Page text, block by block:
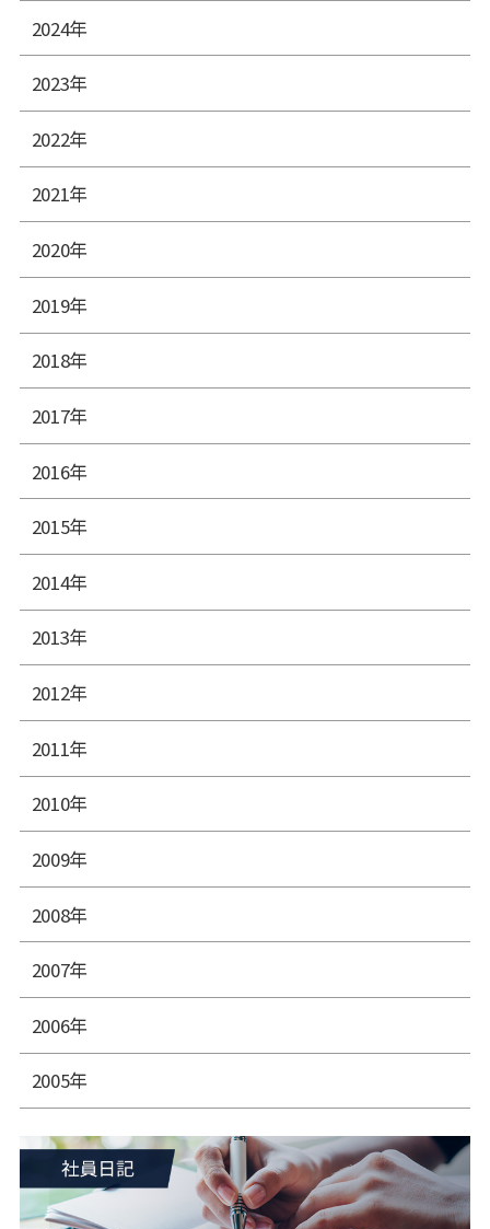
2024年
2023年
2022年
2021年
2020年
2019年
2018年
2017年
2016年
2015年
2014年
2013年
2012年
2011年
2010年
2009年
2008年
2007年
2006年
2005年